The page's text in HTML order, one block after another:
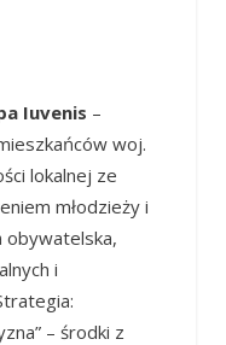
Iuvenis –
woj.
lokalnej ze
młodzieży i
obywatelska,
i
– środki z